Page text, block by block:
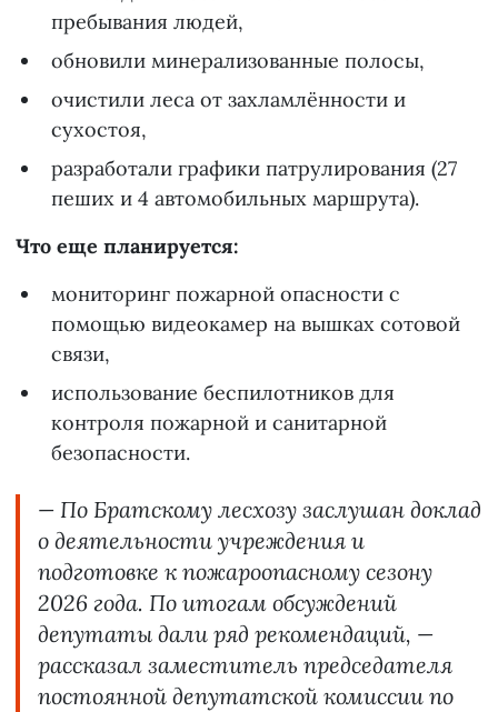
пребывания людей,
обновили минерализованные полосы,
очистили леса от захламлённости и
сухостоя,
разработали графики патрулирования (27
пеших и 4 автомобильных маршрута).
Что еще планируется:
мониторинг пожарной опасности с
помощью видеокамер на вышках сотовой
связи,
использование беспилотников для
контроля пожарной и санитарной
безопасности.
— По Братскому лесхозу заслушан доклад
о деятельности учреждения и
подготовке к пожароопасному сезону
2026 года. По итогам обсуждений
депутаты дали ряд рекомендаций, —
рассказал заместитель председателя
постоянной депутатской комиссии по